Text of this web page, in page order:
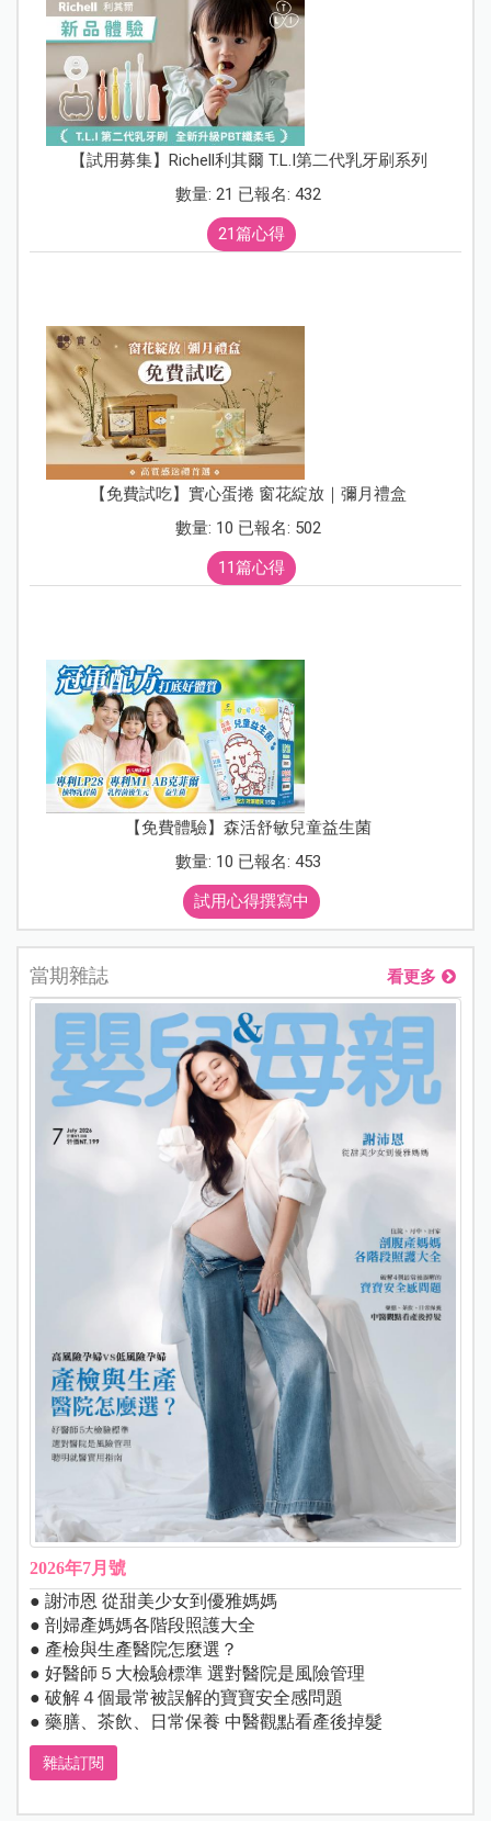
【試用募集】Richell利其爾 T.L.I第二代乳牙刷系列
數量: 21 已報名: 432
21篇心得
【免費試吃】實心蛋捲 窗花綻放｜彌月禮盒
數量: 10 已報名: 502
11篇心得
【免費體驗】森活舒敏兒童益生菌
數量: 10 已報名: 453
試用心得撰寫中
當期雜誌 看更多
2026年7月號
● 謝沛恩 從甜美少女到優雅媽媽
● 剖婦產媽媽各階段照護大全
● 產檢與生產醫院怎麼選？
● 好醫師５大檢驗標準 選對醫院是風險管理
● 破解４個最常被誤解的寶寶安全感問題
● 藥膳、茶飲、日常保養 中醫觀點看產後掉髮
雜誌訂閱